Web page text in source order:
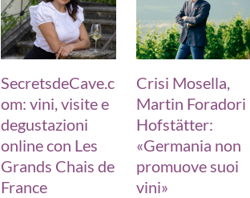
SecretsdeCave.c
om: vini, visite e
degustazioni
online con Les
Grands Chais de
France
Crisi Mosella,
Martin Foradori
Hofstätter:
«Germania non
promuove suoi
vini»